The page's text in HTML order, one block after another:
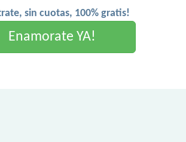
sin cuotas, 100% gratis!
Enamorate YA!